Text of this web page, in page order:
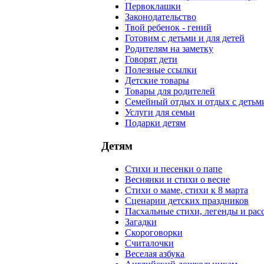
Первоклашки
Законодательство
Твой ребенок - гений
Готовим с детьми и для детей
Родителям на заметку
Говорят дети
Полезные ссылки
Детские товары
Товары для родителей
Семейный отдых и отдых с
Услуги для семьи
Подарки детям
Детям
Стихи и песенки о папе
Веснянки и стихи о весне
Стихи о маме, стихи к 8 марта
Сценарии детских праздников
Пасхальные стихи, легенды и
Загадки
Скороговорки
Считалочки
Веселая азбука